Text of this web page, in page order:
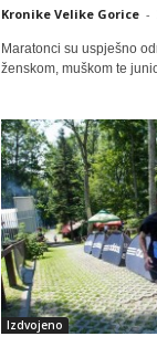
Kronike Velike Gorice -
Maratonci su uspješno
ženskom, muškom te
Izdvojeno